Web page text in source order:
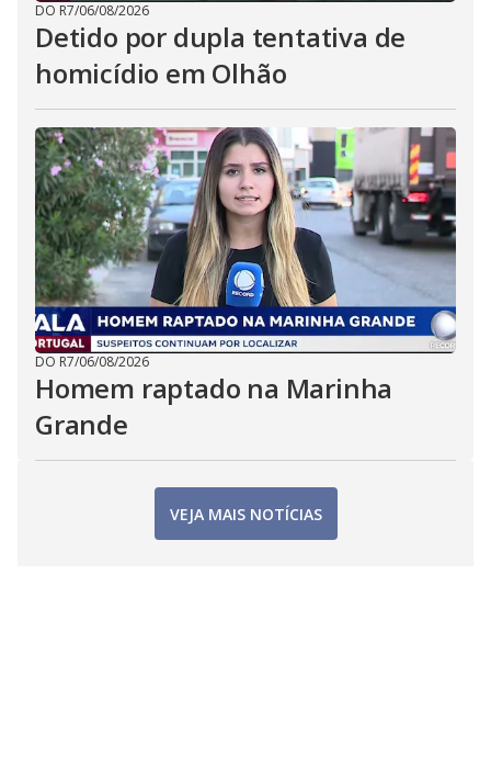
DO R7/06/08/2026
Detido por dupla tentativa de
homicídio em Olhão
DO R7/06/08/2026
Homem raptado na Marinha
Grande
VEJA MAIS NOTÍCIAS